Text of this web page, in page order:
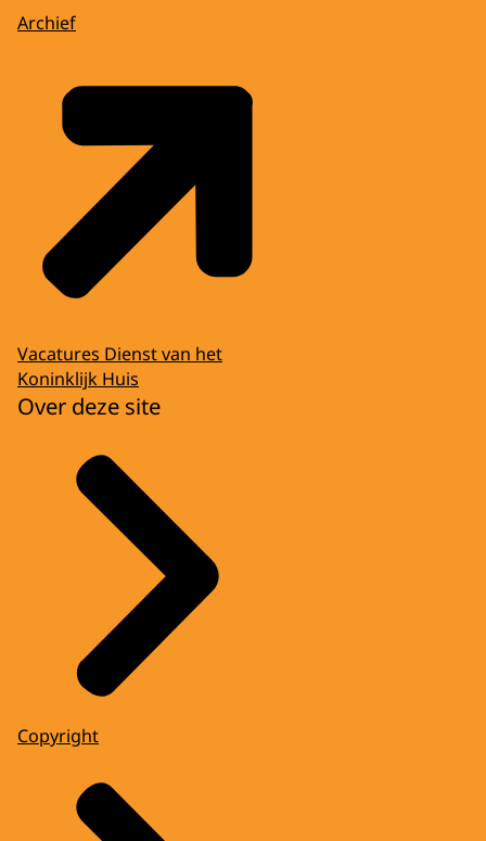
Thailand hebben ze een school.
uitwisselingsstudenten van.
naartoe en we krijgen er hier ook heel veel.
Dus het is wel een beetje een multiculturele
school, moet ik eigenlijk zeggen.
Ik denk dat deze regio wel wat opleving
mag gebruiken.
van een donkere auto. De koning loopt
achter de auto langs naar de andere deur
en zwaait ook. Het Nederlandse
Beeldtekst: Dit was een productie van de
Rijksoverheid.)
OPGEWEKTE MUZIEK EN GEJUICH
AFSLUITENDE MUZIEK
Archief
Vacatures Dienst van het
Koninklijk Huis
Over deze site
Copyright